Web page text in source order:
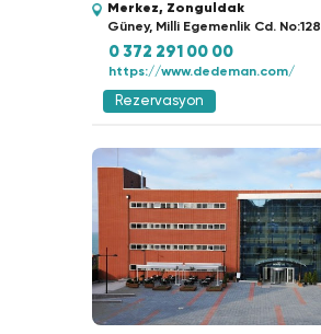
Merkez, Zonguldak
Güney, Milli Egemenlik Cd. No:128
0 372 291 00 00
https://www.dedeman.com/
Rezervasyon